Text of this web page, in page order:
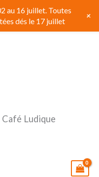
Ludique
au 16 juillet. Toutes
dés le 17 juillet
+